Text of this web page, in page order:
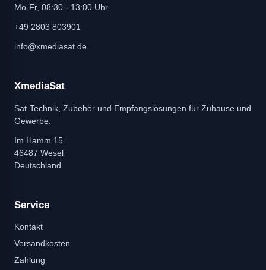
Mo-Fr, 08:30 - 13:00 Uhr
+49 2803 803901
info@xmediasat.de
XmediaSat
Sat-Technik, Zubehör und Empfangslösungen für Zuhause und
Gewerbe.
Im Hamm 15
46487 Wesel
Deutschland
Service
Kontakt
Versandkosten
Zahlung